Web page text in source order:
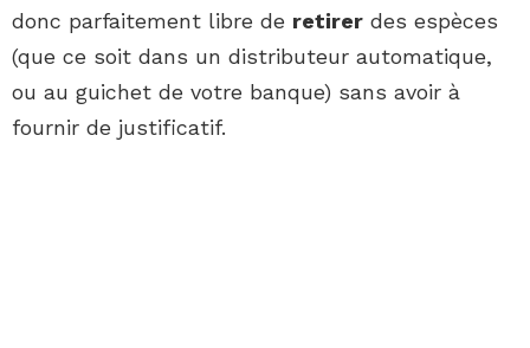
donc parfaitement libre de retirer des espèces
(que ce soit dans un distributeur automatique,
ou au guichet de votre banque) sans avoir à
fournir de justificatif.